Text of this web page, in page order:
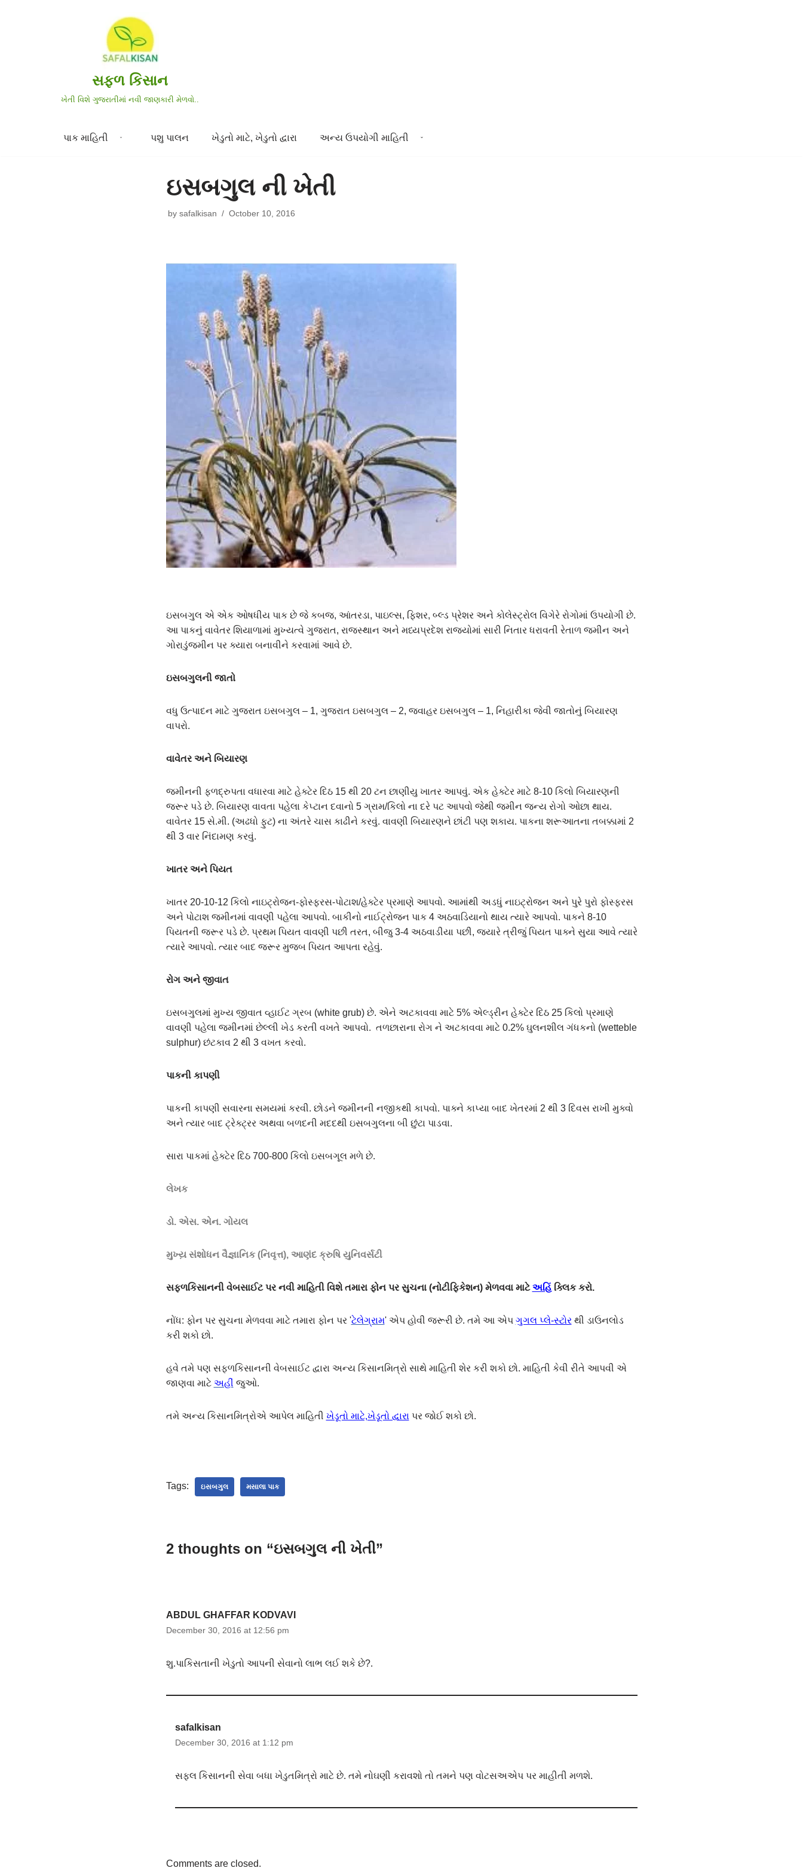
સફળ કિસાન
ખેતી વિશે ગુજરાતીમાં નવી જાણકારી મેળવો..
પાક માહિતી પશુ પાલન ખેડુતો માટે, ખેડુતો દ્વારા અન્ય ઉપયોગી માહિતી
ઇસબગુલ ની ખેતી
by safalkisan October 10, 2016
ઇસબગુલ એ એક ઓષધીય પાક છે જે કબજ, આંતરડા, પાઇલ્સ, ફિશર, બ્લ્ડ પ્રેશર અને કોલેસ્ટ્રોલ વિગેરે રોગોમાં ઉપયોગી છે.
આ પાકનું વાવેતર શિયાળામાં મુખ્યત્વે ગુજરાત, રાજસ્થાન અને મધ્યપ્રદેશ રાજ્યોમાં સારી નિતાર ધરાવતી રેતાળ જમીન અને
ગોરાડુંજમીન પર ક્યારા બનાવીને કરવામાં આવે છે.
ઇસબગુલની જાતો
વધુ ઉત્પાદન માટે ગુજરાત ઇસબગુલ – 1, ગુજરાત ઇસબગુલ – 2, જવાહર ઇસબગુલ – 1, નિહારીકા જેવી જાતોનું બિયારણ
વાપરો.
વાવેતર અને બિયારણ
જમીનની ફળદ્રુપતા વધારવા માટે હેક્ટેર દિઠ 15 થી 20 ટન છાણીયુ ખાતર આપવું. એક હેક્ટેર માટે 8-10 કિલો બિયારણની
જરૂર પડે છે. બિયારણ વાવતા પહેલા કેપ્ટાન દવાનો 5 ગ્રામ/કિલો ના દરે પટ આપવો જેથી જમીન જન્ય રોગો ઓછા થાય.
વાવેતર 15 સે.મી. (અઢધો ફુટ) ના અંતરે ચાસ કાઢીને કરવું. વાવણી બિયારણને છાંટી પણ શકાય. પાકના શરૂઆતના તબક્કામાં 2
થી 3 વાર નિંદામણ કરવું.
ખાતર અને પિયત
ખાતર 20-10-12 કિલો નાઇટ્રોજન-ફોસ્ફરસ-પોટાશ/હેક્ટેર પ્રમાણે આપવો. આમાંથી અડધું નાઇટ્રોજન અને પુરે પુરો ફોસ્ફરસ
અને પોટાશ જમીનમાં વાવણી પહેલા આપવો. બાકીનો નાઈટ્રોજન પાક 4 અઠવાડિયાનો થાય ત્યારે આપવો. પાકને 8-10
પિયતની જરૂર પડે છે. પ્રથમ પિયત વાવણી પછી તરત, બીજુ 3-4 અઠવાડીયા પછી, જ્યારે ત્રીજું પિયત પાક્ને સુયા આવે ત્યારે
ત્યારે આપવો. ત્યાર બાદ જરૂર મુજબ પિયત આપતા રહેવું.
રોગ અને જીવાત
ઇસબગુલમાં મુખ્ય જીવાત વ્હાઈટ ગ્રબ (white grub) છે. એને અટકાવવા માટે 5% એલ્ડ્રીન હેક્ટેર દિઠ 25 કિલો પ્રમાણે
વાવણી પહેલા જ્મીનમાં છેલ્લી ખેડ કરતી વખતે આપવો. તળછારાના રોગ ને અટકાવવા માટે 0.2% ઘુલનશીલ ગંધકનો (wetteble
sulphur) છંટકાવ 2 થી 3 વખત કરવો.
પાકની કાપણી
પાકની કાપણી સવારના સમયમાં કરવી. છોડને જમીનની નજીકથી કાપવો. પાક્ને કાપ્યા બાદ ખેતરમાં 2 થી 3 દિવસ રાખી મુક્વો
અને ત્યાર બાદ ટ્રેક્ટ્રર અથવા બળદની મદદથી ઇસબગુલના બી છુંટા પાડવા.
સારા પાકમાં હેક્ટેર દિઠ 700-800 કિલો ઇસબગૂલ મળે છે.
લેખક
ડો. એસ. એન. ગોયલ
મુખ્ય઼ સંશોધન વૈજ્ઞાનિક (નિવૃત્ત), આણંદ ક્રુષિ યુનિવર્સટી
સફ્ળકિસાનની વેબસાઈટ પર નવી માહિતી વિશે તમારા ફોન પર સુચના (નોટીફિકેશન) મેળવવા માટેઅહિંક્લિક કરો.
નોંધ: ફોન પર સુચના મેળવવા માટે તમારા ફોન પર 'ટેલેગ્રામ' એપ હોવી જરૂરી છે. તમે આ એપ ગુગલ પ્લે-સ્ટોરથી ડાઉનલોડ
કરી શકો છો.
હવે તમે પણ સફળકિસાનની વેબસાઈટ દ્વારા અન્ય કિસાનમિત્રો સાથે માહિતી શેર કરી શકો છો. માહિતી કેવી રીતે આપવી એ
જાણવા માટે અહીં જુઓ.
તમે અન્ય કિસાનમિત્રોએ આપેલ માહિતી ખેડૂતો માટે,ખેડૂતો દ્વારાપર જોઈ શકો છો.
Tags: ઇસબગુલ મસાલા પાક
2 thoughts on “ઇસબગુલ ની ખેતી”
ABDUL GHAFFAR KODVAVI
December 30, 2016 at 12:56 pm
શુ.પાકિસતાની ખેડુતો આપની સેવાનો લાભ લઈ શકે છે?.
safalkisan
December 30, 2016 at 1:12 pm
સફલ કિસાનની સેવા બધા ખેડુતમિત્રો માટે છે. તમે નોઘણી કરાવશો તો તમને પણ વોટસઅએપ પર માહીતી મળશે.
Comments are closed.